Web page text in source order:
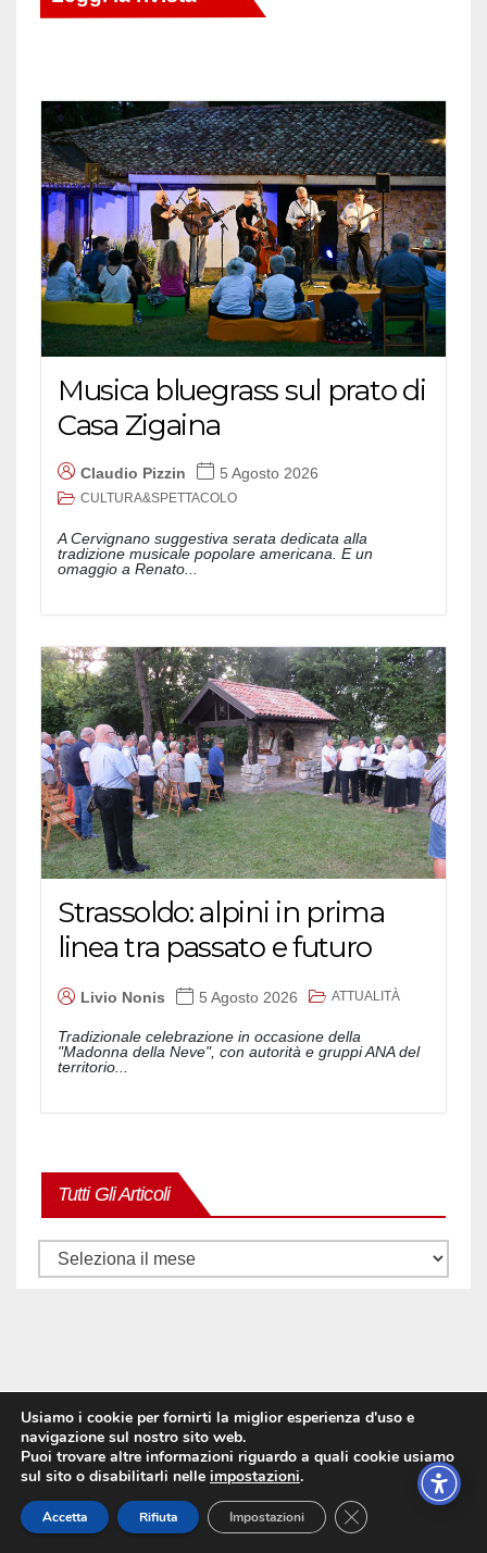
Musica bluegrass sul prato di
Casa Zigaina
Claudio Pizzin 5 Agosto 2026
CULTURA&SPETTACOLO
A Cervignano suggestiva serata dedicata alla
tradizione musicale popolare americana. E un
omaggio a Renato...
Strassoldo: alpini in prima
linea tra passato e futuro
Livio Nonis 5 Agosto 2026 ATTUALITÀ
Tradizionale celebrazione in occasione della
"Madonna della Neve", con autorità e gruppi ANA del
territorio...
Tutti Gli Articoli
Tutti
Usiamo i cookie per fornirti la miglior esperienza d'uso e
navigazione sul nostro sito web.
Puoi trovare altre informazioni riguardo a quali cookie usiamo
sul sito o disabilitarli nelle impostazioni.
Accetta Rifiuta Impostazioni Close GDPR